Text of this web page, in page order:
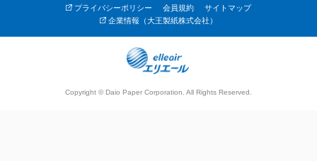
プライバシーポリシー
会員規約
サイトマップ
企業情報（大王製紙株式会社）
Copyright © Daio Paper Corporation. All Rights Reserved.